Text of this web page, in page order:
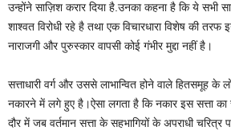
उन्होंने साज़िश करार दिया है.उनका कहना है कि ये सभी
शाश्वत विरोधी रहे है तथा एक विचारधारा विशेष की
नाराजगी और पुरुस्कार वापसी कोई गंभीर मुद्दा नहीं है।
सत्ताधारी वर्ग और उससे लाभान्वित होने वाले हितसमूह
नकारने में लगे हुए है।ऐसा लगता है कि नकार इस सत्ता
दौर में जब वर्तमान सत्ता के सहभागियों के अपराधी